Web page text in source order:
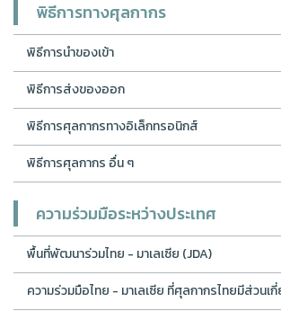
พิธีการทางศุลกากร
พิธีการนำของเข้า
พิธีการส่งของออก
พิธีการศุลกากรทางอิเล็กทรอนิกส์
พิธีการศุลกากร อื่น ๆ
ความร่วมมือระหว่างประเทศ
พื้นที่พัฒนาร่วมไทย - มาเลเซีย (JDA)
ความร่วมมือไทย - มาเลเซีย ที่ศุลกากรไทยมีส่วนเ